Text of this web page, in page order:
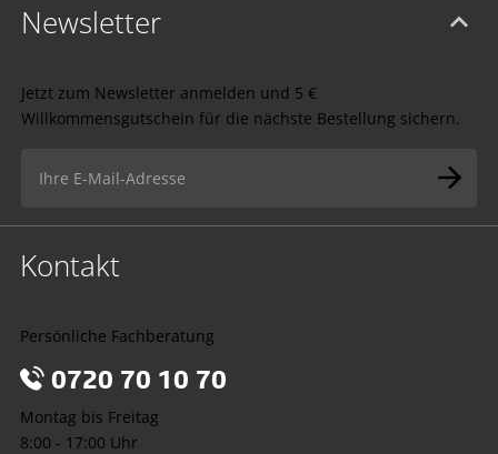
Newsletter
Jetzt zum Newsletter anmelden und 5 €
Willkommensgutschein für die nächste Bestellung sichern.
Kontakt
Persönliche Fachberatung
0720 70 10 70
Montag bis Freitag
8:00 - 17:00 Uhr